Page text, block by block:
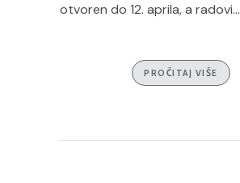
otvoren do 12. aprila, a radovi...
PROČITAJ VIŠE